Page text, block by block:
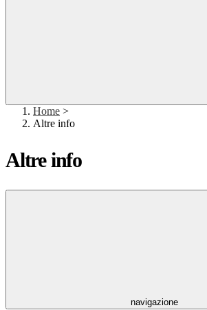
Home >
Altre info
Altre info
navigazione